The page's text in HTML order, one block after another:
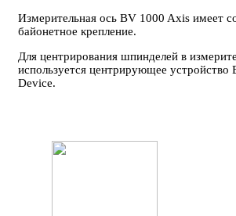
Измерительная ось BV 1000 Axis имеет
байонетное крепление.
Для центрирования шпинделей в
используется центрирующее устройство
Device.